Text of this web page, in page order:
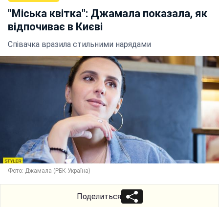
"Міська квітка": Джамала показала, як
відпочиває в Києві
Співачка вразила стильними нарядами
Фото: Джамала (РБК-Україна)
Поделиться